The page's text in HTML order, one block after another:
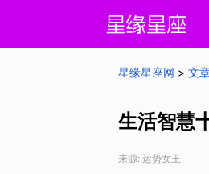
星缘星座网 > 文
生活智慧
来源: 运势女王